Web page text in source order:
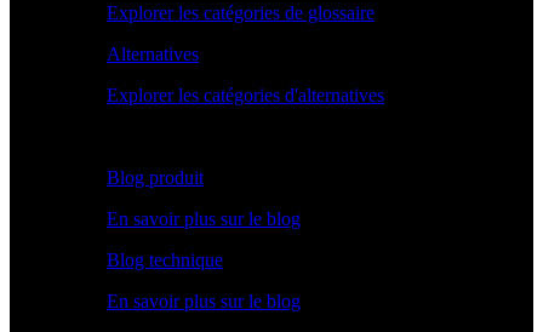
Explorer les catégories de glossaire
Alternatives
Explorer les catégories d'alternatives
Blog produit
En savoir plus sur le blog
Blog technique
En savoir plus sur le blog